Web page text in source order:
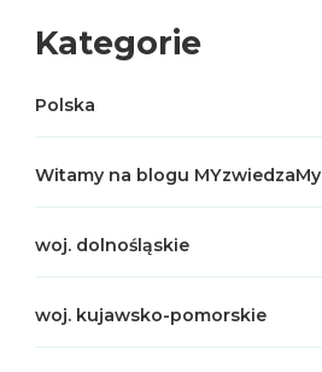
Kategorie
Polska
Witamy na blogu MYzwiedzaMy
woj. dolnośląskie
woj. kujawsko-pomorskie